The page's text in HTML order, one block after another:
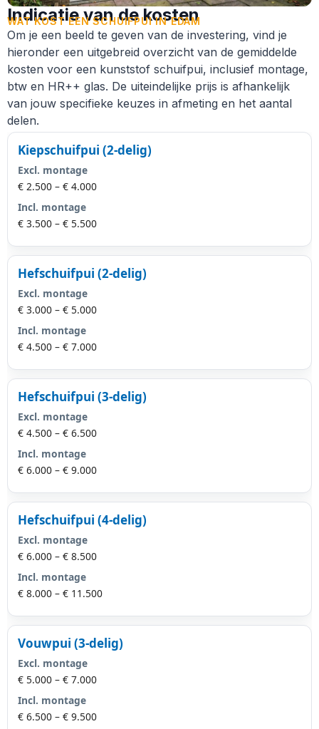
Indicatie van de kosten
WAT KOST EEN SCHUIFPUI IN EDAM
Om je een beeld te geven van de investering, vind je
hieronder een uitgebreid overzicht van de gemiddelde
kosten voor een kunststof schuifpui, inclusief montage,
btw en HR++ glas. De uiteindelijke prijs is afhankelijk
van jouw specifieke keuzes in afmeting en het aantal
delen.
Kiepschuifpui (2-delig)
Excl. montage
€ 2.500 – € 4.000
Incl. montage
€ 3.500 – € 5.500
Hefschuifpui (2-delig)
Excl. montage
€ 3.000 – € 5.000
Incl. montage
€ 4.500 – € 7.000
Hefschuifpui (3-delig)
Excl. montage
€ 4.500 – € 6.500
Incl. montage
€ 6.000 – € 9.000
Hefschuifpui (4-delig)
Excl. montage
€ 6.000 – € 8.500
Incl. montage
€ 8.000 – € 11.500
Vouwpui (3-delig)
Excl. montage
€ 5.000 – € 7.000
Incl. montage
€ 6.500 – € 9.500